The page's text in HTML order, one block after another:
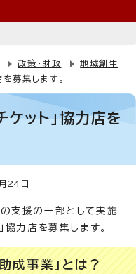
政策・財政
地域創生
募集します。
ケット」協力店を
24日
支援の一部として実施
協力店を募集します。
成事業」とは？